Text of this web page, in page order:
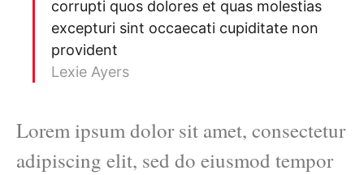
corrupti quos dolores et quas molestias
excepturi sint occaecati cupiditate non
provident
Lexie Ayers
Lorem ipsum dolor sit amet, consectetur
adipiscing elit, sed do eiusmod tempor